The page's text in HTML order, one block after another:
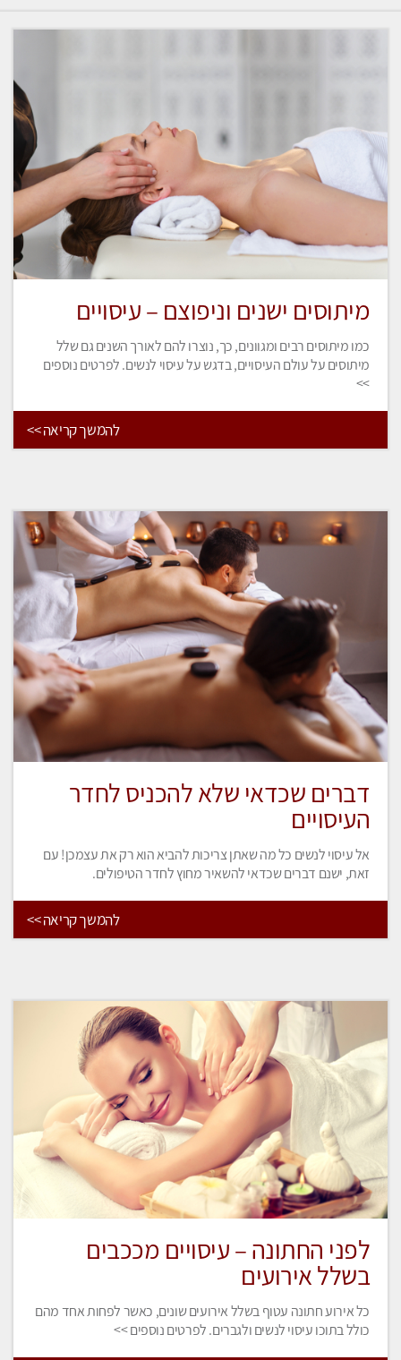
מיתוסים ישנים וניפוצם – עיסויים
כמו מיתוסים רבים ומגוונים, כך, נוצרו להם לאורך השנים גם שלל
מיתוסים על עולם העיסויים, בדגש על עיסוי לנשים. לפרטים נוספים
>>
להמשך קריאה >>
דברים שכדאי שלא להכניס לחדר
העיסויים
אל עיסוי לנשים כל מה שאתן צריכות להביא הוא רק את עצמכן! עם
זאת, ישנם דברים שכדאי להשאיר מחוץ לחדר הטיפולים.
להמשך קריאה >>
לפני החתונה – עיסויים מככבים
בשלל אירועים
כל אירוע חתונה עטוף בשלל אירועים שונים, כאשר לפחות אחד מהם
כולל בתוכו עיסוי לנשים ולגברים. לפרטים נוספים >>